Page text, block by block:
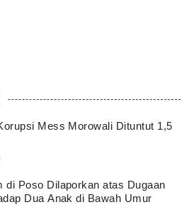
Mess Morowali Dituntut 1,5
di Poso Dilaporkan atas Dugaan
Dua Anak di Bawah Umur